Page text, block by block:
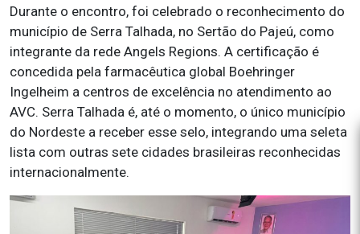
Durante o encontro, foi celebrado o reconhecimento do
município de Serra Talhada, no Sertão do Pajeú, como
integrante da rede Angels Regions. A certificação é
concedida pela farmacêutica global Boehringer
Ingelheim a centros de excelência no atendimento ao
AVC. Serra Talhada é, até o momento, o único município
do Nordeste a receber esse selo, integrando uma seleta
lista com outras sete cidades brasileiras reconhecidas
internacionalmente.